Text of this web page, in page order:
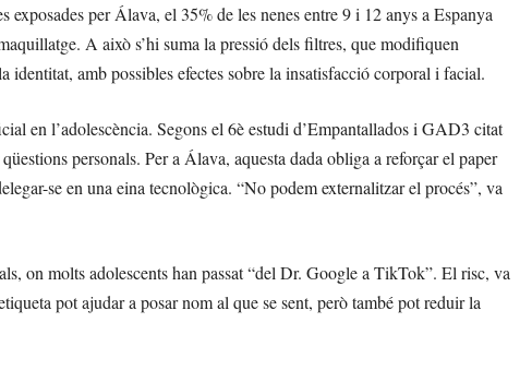
exposades per Álava, el 35% de les nenes entre 9 i 12 anys a Espanya
A això s’hi suma la pressió dels filtres, que modifiquen
amb possibles efectes sobre la insatisfacció corporal i facial.
en l’adolescència. Segons el 6è estudi d’Empantallados i GAD3 citat
personals. Per a Álava, aquesta dada obliga a reforçar el paper
se en una eina tecnològica. “No podem externalitzar el procés”, va
on molts adolescents han passat “del Dr. Google a TikTok”. El risc, va
pot ajudar a posar nom al que se sent, però també pot reduir la